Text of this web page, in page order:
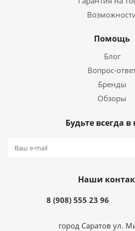
Помощь
Блог
Вопрос-
Бренды
Обзоры
Будьте всегда в
Наши
8 (908) 555 23 96
город Саратов ул.